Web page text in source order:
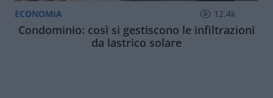
ECONOMIA 12.4k
Condominio: così si gestiscono le infiltrazioni
da lastrico solare